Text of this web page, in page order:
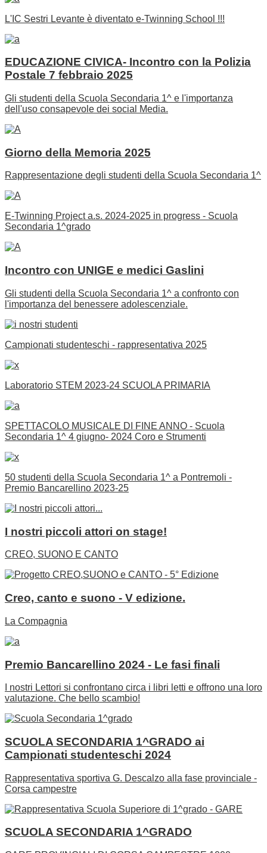
L'IC Sestri Levante è diventato e-Twinning School !!!
EDUCAZIONE CIVICA- Incontro con la Polizia
Postale 7 febbraio 2025
Gli studenti della Scuola Secondaria 1^ e l'importanza
dell'uso consapevole dei social Media.
Giorno della Memoria 2025
Rappresentazione degli studenti della Scuola Secondaria 1^
E-Twinning Project a.s. 2024-2025 in progress - Scuola
Secondaria 1^grado
Incontro con UNIGE e medici Gaslini
Gli studenti della Scuola Secondaria 1^ a confronto con
l'importanza del benessere adolescenziale.
Campionati studenteschi - rappresentativa 2025
Laboratorio STEM 2023-24 SCUOLA PRIMARIA
SPETTACOLO MUSICALE DI FINE ANNO - Scuola
Secondaria 1^ 4 giugno- 2024 Coro e Strumenti
50 studenti della Scuola Secondaria 1^ a Pontremoli -
Premio Bancarellino 2023-25
I nostri piccoli attori on stage!
CREO, SUONO E CANTO
Creo, canto e suono - V edizione.
La Compagnia
Premio Bancarellino 2024 - Le fasi finali
I nostri Lettori si confrontano circa i libri letti e offrono una loro
valutazione. Che bello scambio!
SCUOLA SECONDARIA 1^GRADO ai
Campionati studenteschi 2024
Rappresentativa sportiva G. Descalzo alla fase provinciale -
Corsa campestre
SCUOLA SECONDARIA 1^GRADO